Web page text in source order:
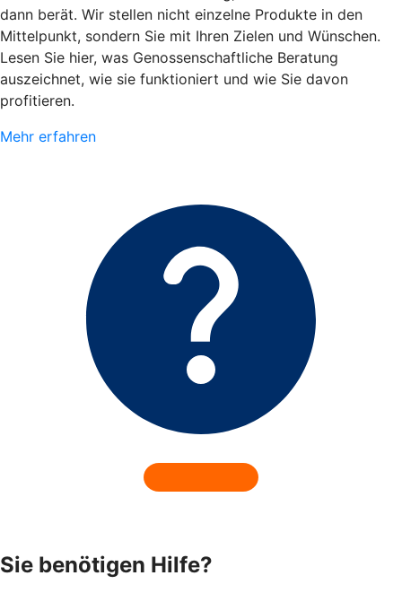
dann berät. Wir stellen nicht einzelne Produkte in den
Mittelpunkt, sondern Sie mit Ihren Zielen und Wünschen.
Lesen Sie hier, was Genossenschaftliche Beratung
auszeichnet, wie sie funktioniert und wie Sie davon
profitieren.
Mehr erfahren
Sie benötigen Hilfe?